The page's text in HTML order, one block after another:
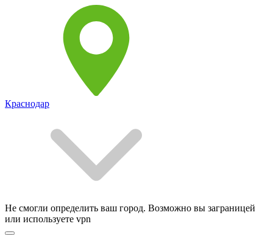
Краснодар
Не смогли определить ваш город. Возможно вы заграницей
или используете vpn